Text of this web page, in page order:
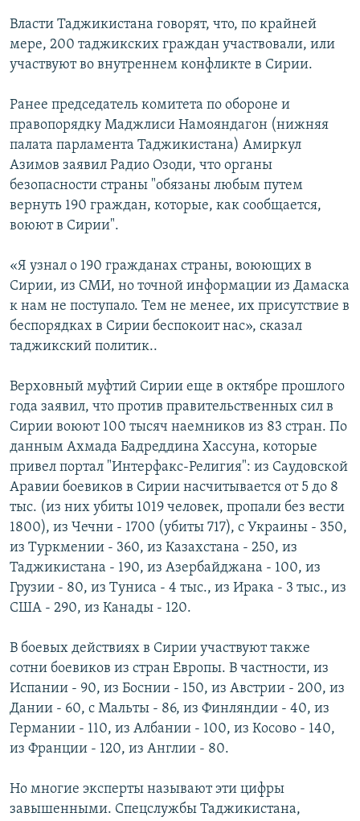
Власти Таджикистана говорят, что, по крайней
мере, 200 таджикских граждан участвовали, или
участвуют во внутреннем конфликте в Сирии.
Ранее председатель комитета по обороне и
правопорядку Маджлиси Намояндагон (нижняя
палата парламента Таджикистана) Амиркул
Азимов заявил Радио Озоди, что органы
безопасности страны "обязаны любым путем
вернуть 190 граждан, которые, как сообщается,
воюют в Сирии".
«Я узнал о 190 гражданах страны, воюющих в
Сирии, из СМИ, но точной информации из Дамаска
к нам не поступало. Тем не менее, их присутствие в
беспорядках в Сирии беспокоит нас», сказал
таджикский политик..
Верховный муфтий Сирии еще в октябре прошлого
года заявил, что против правительственных сил в
Сирии воюют 100 тысяч наемников из 83 стран. По
данным Ахмада Бадреддина Хассуна, которые
привел портал "Интерфакс-Религия": из Саудовской
Аравии боевиков в Сирии насчитывается от 5 до 8
тыс. (из них убиты 1019 человек, пропали без вести
1800), из Чечни - 1700 (убиты 717), с Украины - 350,
из Туркмении - 360, из Казахстана - 250, из
Таджикистана - 190, из Азербайджана - 100, из
Грузии - 80, из Туниса - 4 тыс., из Ирака - 3 тыс., из
США - 290, из Канады - 120.
В боевых действиях в Сирии участвуют также
сотни боевиков из стран Европы. В частности, из
Испании - 90, из Боснии - 150, из Австрии - 200, из
Дании - 60, с Мальты - 86, из Финляндии - 40, из
Германии - 110, из Албании - 100, из Косово - 140,
из Франции - 120, из Англии - 80.
Но многие эксперты называют эти цифры
завышенными. Спецслужбы Таджикистана,